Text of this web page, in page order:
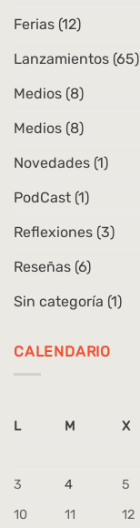
Ferias (12)
Lanzamientos (65)
Medios (8)
Medios (8)
Novedades (1)
PodCast (1)
Reflexiones (3)
Reseñas (6)
Sin categoría (1)
CALENDARIO
L M X
3
4 5
10
11 12